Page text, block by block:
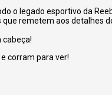
o legado esportivo da
remetem aos detalhes
cabeça!
corram para ver!